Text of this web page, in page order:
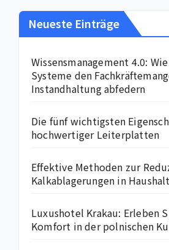
Neueste Einträge
Wissensmanagement 4.0: Wie
Systeme den
Instandhaltung abfedern
Die fünf wichtigsten
hochwertiger Leiterplatten
Effektive Methoden zur
Kalkablagerungen in
Luxushotel Krakau: Erleben
Komfort in der polnischen